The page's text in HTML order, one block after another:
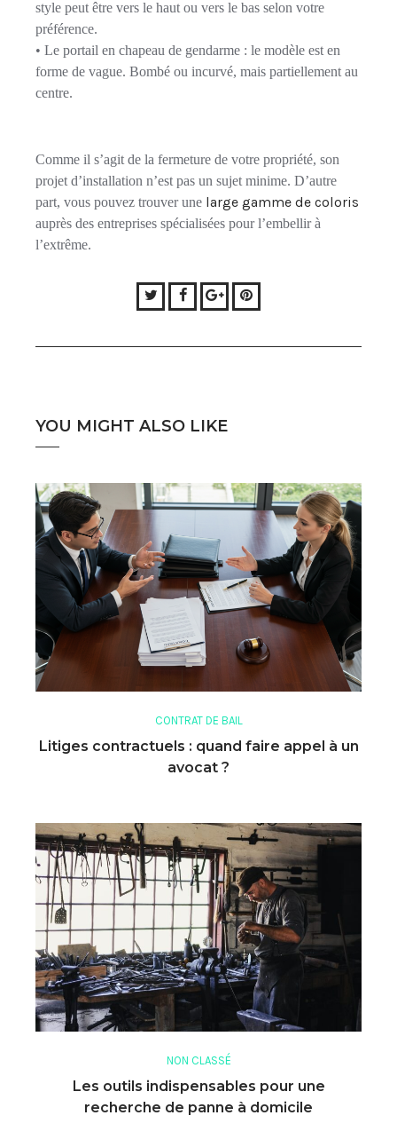
style peut être vers le haut ou vers le bas selon votre
préférence.
• Le portail en chapeau de gendarme : le modèle est en
forme de vague. Bombé ou incurvé, mais partiellement au
centre.
Comme il s’agit de la fermeture de votre propriété, son
projet d’installation n’est pas un sujet minime. D’autre
part, vous pouvez trouver une large gamme de coloris
auprès des entreprises spécialisées pour l’embellir à
l’extrême.
TwitterFacebook
Google+Pinterest
YOU MIGHT ALSO LIKE
CONTRAT DE BAIL
Litiges contractuels : quand faire appel à un
avocat ?
NON CLASSÉ
Les outils indispensables pour une
recherche de panne à domicile